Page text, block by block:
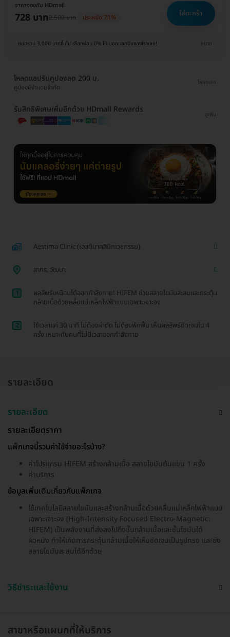
ราคาจองกับ HDmall
728 บาท2,500 บาท ประหยัด 71% ใส่ตะกร้า
ยอดรวม 3,000 บาทขึ้นไป เลือกผ่อน 0% ได้ บอกแอดมินของเราเลย! ขยาย
โหลดแอปรับคูปองลด 200 บ.
คูปองมีจำนวนจำกัด
โหลดเลย
รับสิทธิพิเศษเพิ่มอีกด้วย HDmall Rewards
ดูเพิ่ม
Aestima Clinic (เอสติมาคลินิกเวชกรรม)
สาทร, วัฒนา
1
ผลลัพธ์เหมือนได้ออกกำลังกาย! HIFEM ช่วยสลายไขมันสะสมและกระตุ้น
กล้ามเนื้อด้วยคลื่นแม่เหล็กไฟฟ้าแบบเฉพาะเจาะจง
2
ใช้เวลาแค่ 30 นาที ไม่ต้องผ่าตัด ไม่ต้องพักฟื้น เห็นผลลัพธ์ชัดเจนใน 4
ครั้ง เหมาะกับคนที่ไม่มีเวลาออกกำลังกาย
รายละเอียด
รายละเอียด
รายละเอียดราคา
แพ็กเกจนี้รวมค่าใช้จ่ายอะไรบ้าง?
ค่าโปรแกรม HIFEM สร้างกล้ามเนื้อ สลายไขมันต้นแขน 1 ครั้ง
ค่าบริการ
ข้อมูลเพิ่มเติมเกี่ยวกับแพ็กเกจ
ใช้เทคโนโลยีสลายไขมันและสร้างกล้ามเนื้อด้วยคลื่นแม่เหล็กไฟฟ้าแบบ
เฉพาะเจาะจง (High-Intensity Focused Electro-Magnetic:
HIFEM) เป็นพลังงานที่ส่งลงไปถึงชั้นกล้ามเนื้อและชั้นไขมันใต้
ผิวหนัง ทำให้เกิดการกระตุ้นกล้ามเนื้อให้เห็นชัดเจนเป็นรูปทรง และยัง
สลายไขมันสะสมได้อีกด้วย
วิธีชำระและใช้งาน
สาขาหรือแผนกที่ให้บริการ